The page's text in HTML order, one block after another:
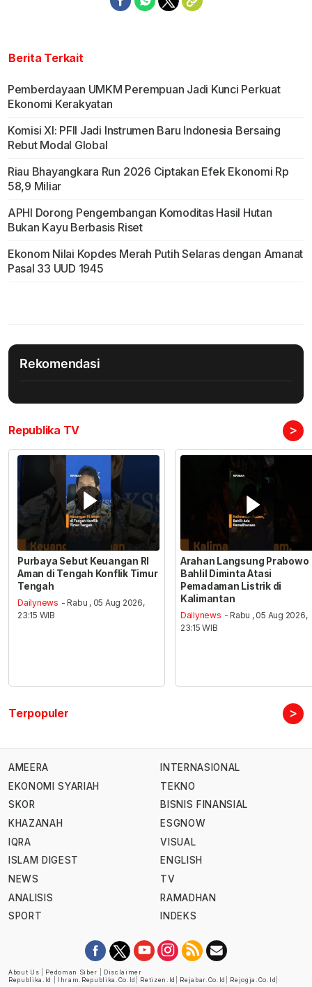
Berita Terkait
Pemberdayaan UMKM Perempuan Jadi Kunci Perkuat
Ekonomi Kerakyatan
Komisi XI: PFII Jadi Instrumen Baru Indonesia Bersaing
Rebut Modal Global
Riau Bhayangkara Run 2026 Ciptakan Efek Ekonomi Rp
58,9 Miliar
APHI Dorong Pengembangan Komoditas Hasil Hutan
Bukan Kayu Berbasis Riset
Ekonom Nilai Kopdes Merah Putih Selaras dengan Amanat
Pasal 33 UUD 1945
Rekomendasi
Republika TV >
Purbaya Sebut Keuangan RI
Aman di Tengah Konflik Timur
Tengah
Dailynews - Rabu , 05 Aug 2026,
23:15 WIB
Arahan Langsung Prabowo
Bahlil Diminta Atasi
Pemadaman Listrik di
Kalimantan
Dailynews - Rabu , 05 Aug 2026,
23:15 WIB
Terpopuler >
AMEERA
EKONOMI SYARIAH
SKOR
KHAZANAH
IQRA
ISLAM DIGEST
NEWS
ANALISIS
SPORT
INTERNASIONAL
TEKNO
BISNIS FINANSIAL
ESGNOW
VISUAL
ENGLISH
TV
RAMADHAN
INDEKS
About Us Pedoman Siber
Disclaimer
Republika.id
Ihram.republika.co.id Retizen.id Rejabar.co.id Rejogja.co.id